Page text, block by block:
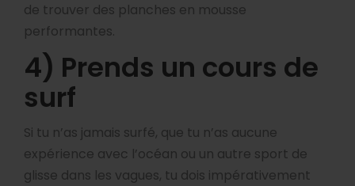
de trouver des planches en mousse
performantes.
4) Prends un cours de
surf
Si tu n’as jamais surfé, que tu n’as aucune
expérience avec l’océan ou un autre sport de
glisse dans les vagues, tu dois impérativement